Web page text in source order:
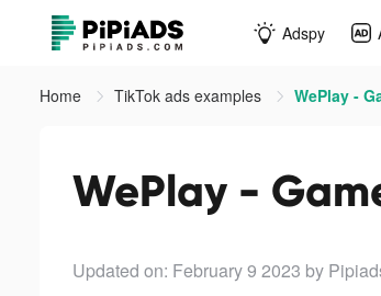
Adspy
Home TikTok ads examples WePlay -
WePlay -
Updated on: February 9 2023 by